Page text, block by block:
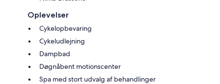
Oplevelser
Cykelopbevaring
Cykeludlejning
Dampbad
Døgnåbent motionscenter
Spa med stort udvalg af behandlinger